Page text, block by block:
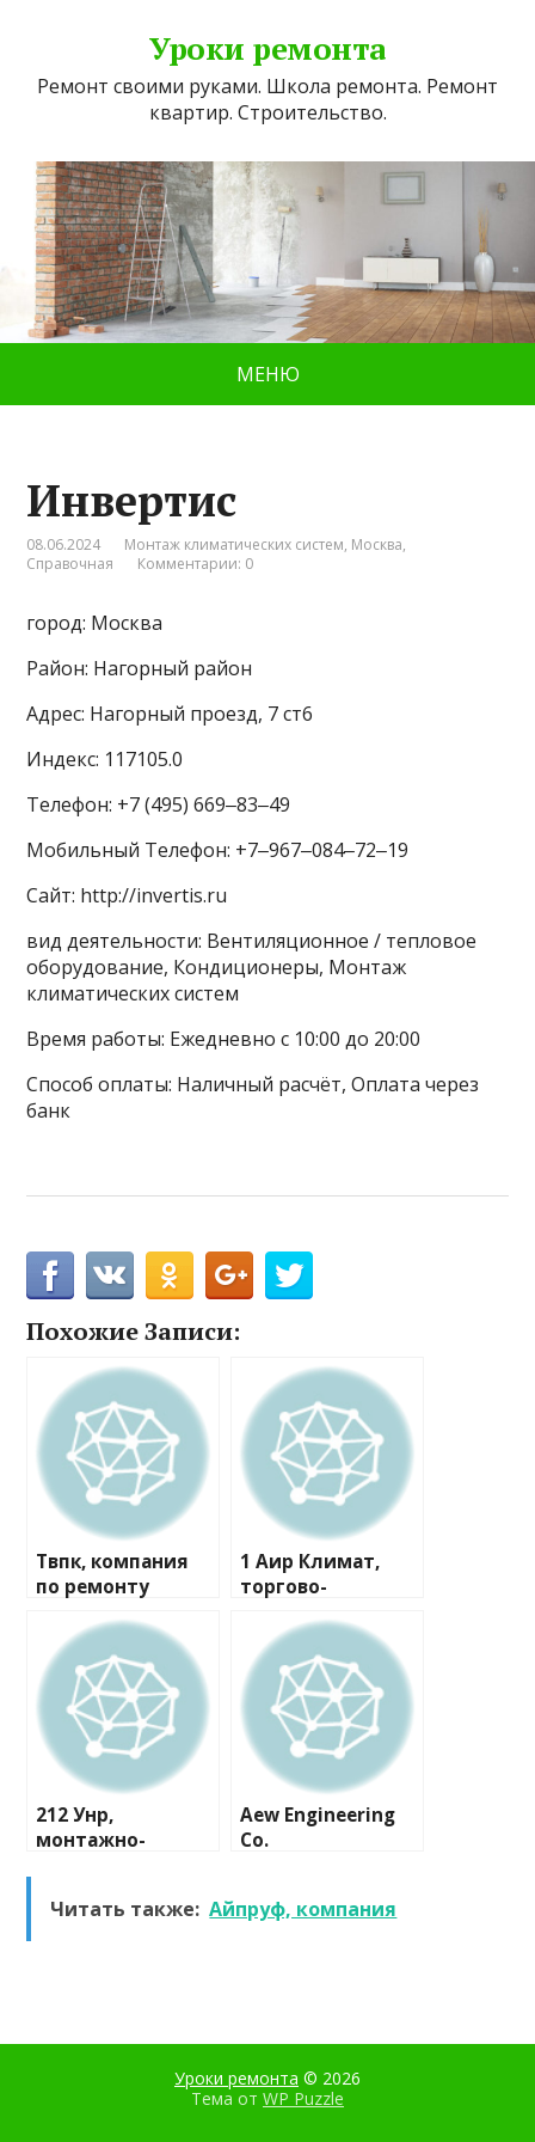
Уроки ремонта
Ремонт своими руками. Школа ремонта. Ремонт
квартир. Строительство.
МЕНЮ
Инвертис
08.06.2024 Монтаж климатических систем, Москва,
Справочная
Комментарии: 0
город: Москва
Район: Нагорный район
Адрес: Нагорный проезд, 7 ст6
Индекс: 117105.0
Телефон: +7 (495) 669‒83‒49
Мобильный Телефон: +7‒967‒084‒72‒19
Сайт: http://invertis.ru
вид деятельности: Вентиляционное / тепловое
оборудование, Кондиционеры, Монтаж
климатических систем
Время работы: Ежедневно с 10:00 до 20:00
Способ оплаты: Наличный расчёт, Оплата через
банк
Похожие Записи:
Твпк, компания
по ремонту
1 Аир Климат,
торгово-
компания
212 Унр,
монтажно-
Aew Engineering
Co.
Читать также: Айпруф, компания
Уроки ремонта © 2026
Тема от WP Puzzle